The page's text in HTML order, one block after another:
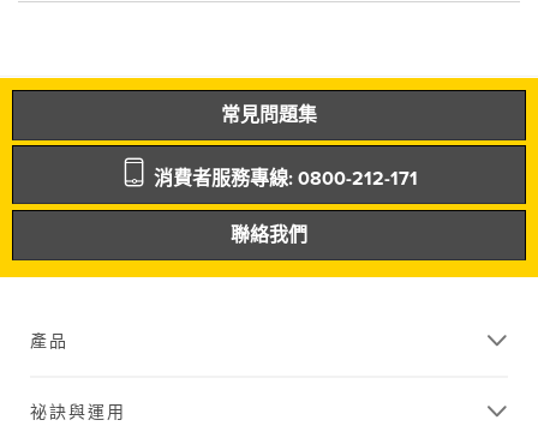
常見問題集
消費者服務專線: 0800-212-171
聯絡我們
產品
祕訣與運用